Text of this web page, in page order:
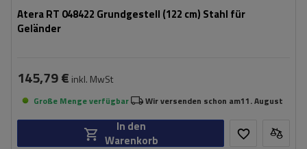
Atera RT 048422 Grundgestell (122 cm) Stahl für
Geländer
145,79 € inkl. MwSt
Große Menge verfügbar Wir versenden schon am11. August
In den
Warenkorb